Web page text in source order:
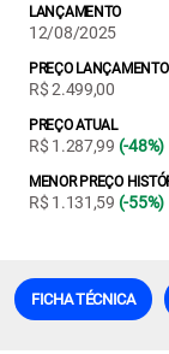
LANÇAMENTO
12/08/2025
PREÇO LANÇAMENTO
R$ 2.499,00
PREÇO ATUAL
R$ 1.287,99 (-48%)
MENOR PREÇO
R$ 1.131,59 (-55%)
FICHA TÉCNICA